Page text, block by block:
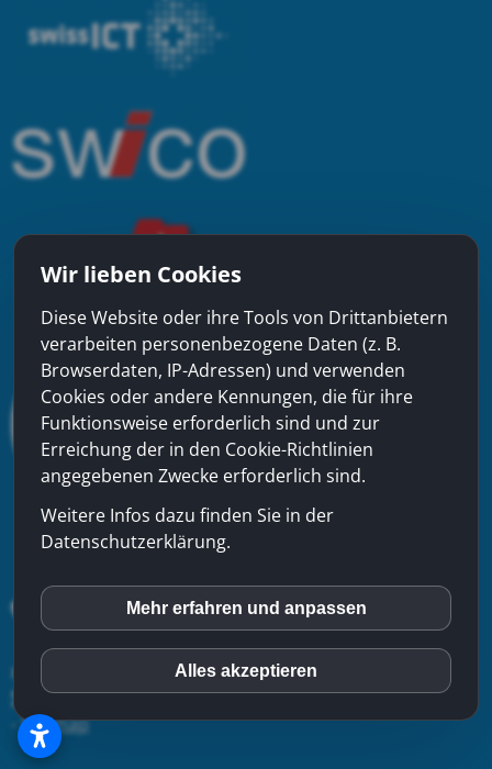
xinfra gmbh - Badstrasse 50 - CH-5200 Brugg - Tel:
544 22 22-Kontakt-Impressum-Datenschutzerklärung
-Sitemap
Wir lieben Cookies
Diese Website oder ihre Tools von Drittanbietern
verarbeiten personenbezogene Daten (z. B.
Browserdaten, IP-Adressen) und verwenden
Cookies oder andere Kennungen, die für ihre
Funktionsweise erforderlich sind und zur
Erreichung der in den Cookie-Richtlinien
angegebenen Zwecke erforderlich sind.
Weitere Infos dazu finden Sie in der
Datenschutzerklärung.
inCMS
Matomo (Piwik)
Mehr erfahren und anpassen
Alles akzeptieren